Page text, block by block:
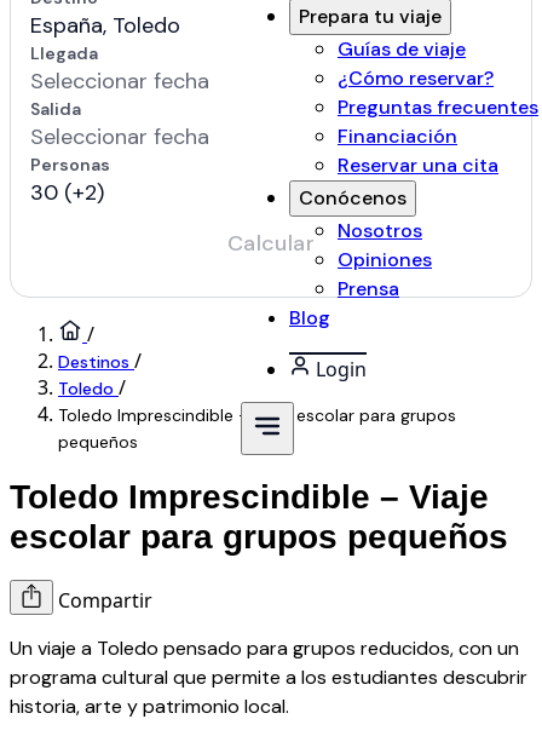
Prepara tu viaje
Guías de viaje
¿Cómo reservar?
Preguntas frecuentes
Financiación
Reservar una cita
Conócenos
Nosotros
Opiniones
Prensa
Blog
Login
/
Destinos /
Toledo /
Toledo Imprescindible – Viaje escolar para grupos
pequeños
Toledo Imprescindible – Viaje
escolar para grupos pequeños
Compartir
Un viaje a Toledo pensado para grupos reducidos, con un
programa cultural que permite a los estudiantes descubrir
historia, arte y patrimonio local.